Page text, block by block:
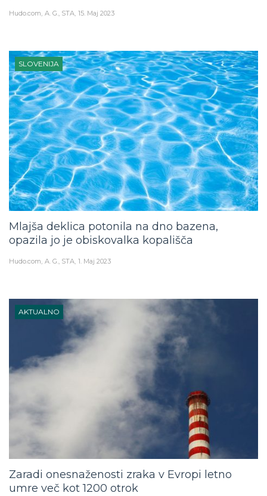
Hudo.com A. G., STA 15. Maj 2023
SLOVENIJA
Mlajša deklica potonila na dno bazena,
opazila jo je obiskovalka kopališča
Hudo.com A. G., STA 1. Maj 2023
AKTUALNO
Zaradi onesnaženosti zraka v Evropi letno
umre več kot 1200 otrok